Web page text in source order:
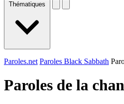
Thématiques
Paroles.net Paroles Black Sabbath
Paroles de la